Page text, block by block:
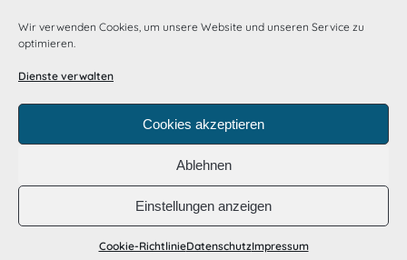
Wir verwenden Cookies, um unsere Website und unseren Service zu
optimieren.
Dienste verwalten
Cookies akzeptieren
Ablehnen
Einstellungen anzeigen
Cookie-RichtlinieDatenschutzImpressum
Cookie-Richtlinie (EU)
powered by